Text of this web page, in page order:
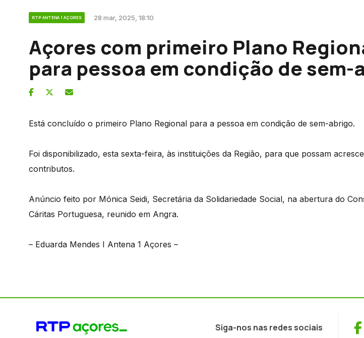
RTP ANTENA 1 AÇORES 28 mar, 2025, 18:10
Açores com primeiro Plano
para pessoa em condição de sem-
Está concluído o primeiro Plano Regional para a pessoa em condição de sem-abrigo.
Foi disponibilizado, esta sexta-feira, às instituições da Região, para que possam
contributos.
Anúncio feito por Mónica Seidi, Secretária da Solidariedade Social, na abertura do
Cáritas Portuguesa, reunido em Angra.
– Eduarda Mendes I Antena 1 Açores –
Siga-nos nas redes sociais